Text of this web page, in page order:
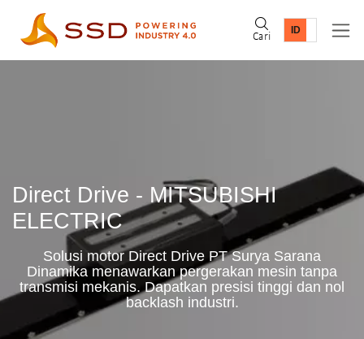
Cari
Direct Drive - MITSUBISHI
ELECTRIC
Solusi motor Direct Drive PT Surya Sarana
Dinamika menawarkan pergerakan mesin tanpa
transmisi mekanis. Dapatkan presisi tinggi dan nol
backlash industri.